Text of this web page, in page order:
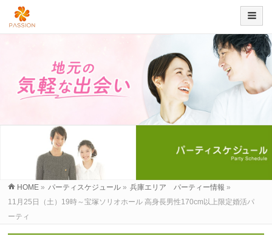
HOME » パーティスケジュール » 兵庫エリア パーティー情報 »
11月25日（土）19時～宝塚ソリオホール 高身長男性170cm以上限定婚活パ
ーティ